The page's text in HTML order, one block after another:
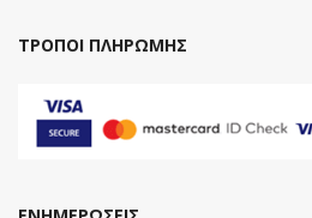
ΤΡΟΠΟΙ ΠΛΗΡΩΜΗΣ